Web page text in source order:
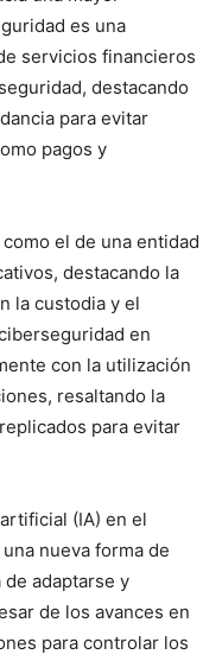
es una
servicios financieros
destacando
para evitar
pagos y
el de una entidad
destacando la
la custodia y el
en
con la utilización
resaltando la
para evitar
(IA) en el
nueva forma de
adaptarse y
de los avances en
para controlar los